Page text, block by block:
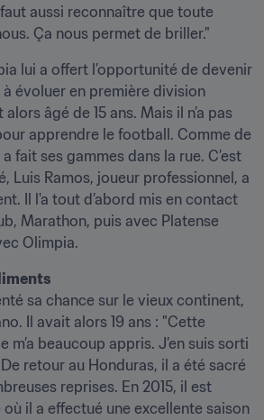
aussi reconnaître que toute
Ça nous permet de briller."
lui a offert l’opportunité de devenir
à évoluer en première division
âgé de 15 ans. Mais il n’a pas
apprendre le football. Comme de
fait ses gammes dans la rue. C’est
Luis Ramos, joueur professionnel, a
Il l'a tout d’abord mis en contact
Marathon, puis avec Platense
Olimpia.
sa chance sur le vieux continent,
Il avait alors 19 ans : "Cette
m’a beaucoup appris. J’en suis sorti
retour au Honduras, il a été sacré
reprises. En 2015, il est
il a effectué une excellente saison